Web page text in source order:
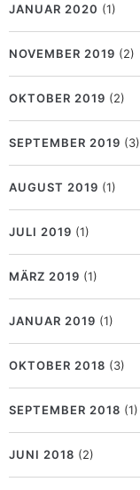
JANUAR 2020 (1)
NOVEMBER 2019 (2)
OKTOBER 2019 (2)
SEPTEMBER 2019 (3)
AUGUST 2019 (1)
JULI 2019 (1)
MÄRZ 2019 (1)
JANUAR 2019 (1)
OKTOBER 2018 (3)
SEPTEMBER 2018 (1)
JUNI 2018 (2)